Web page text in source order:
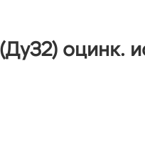
оцинк.